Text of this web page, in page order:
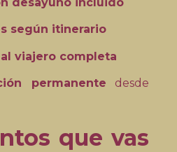
según itinerario
viajero completa
permanente desde
que vas